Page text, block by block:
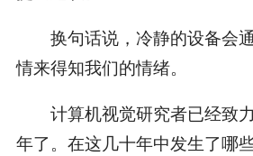
换句话说，冷静的设备会
情来得知我们的情绪。
计算机视觉研究者已经致
年了。在这几十年中发生了哪